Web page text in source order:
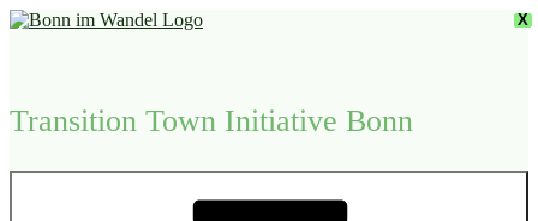
Zum
Transition Town Initiative Bonn
X